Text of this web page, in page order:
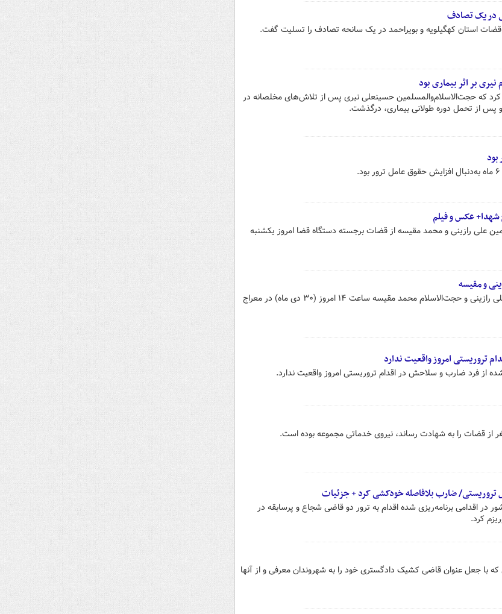
در یک تصادف
استان کهگیلویه و بویراحمد در یک سانحه تصادف را تسلیت گفت.
بر اثر بیماری بود
کرد که حجت‌الاسلام‌والمسلمین حسینعلی نیری پس از تلاش‌های مخلصانه در
پس از تحمل دوره طولانی بیماری، درگذشت.
شهدا+ عکس و فیلم
علی رازینی و محمد مقیسه از قضات برجسته دستگاه قضا امروز یکشنبه
و مقیسه
مراسم وداع با پیکر قضات شهید حجت‌الاسلام علی رازینی و حجت‌الاسلام محمد مقیسه ساعت ۱۴ امروز (۳۰ دی ماه) در معراج
تروریستی امروز واقعیت ندارد
از فرد ضارب و سلاحش در اقدام تروریستی امروز واقعیت ندارد.
از قضات را به شهادت رساند، نیروی خدماتی مجموعه بوده است.
ضارب بلافاصله خودکشی کرد + جزئیات
در اقدامی برنامه‌ریزی شده اقدام به ترور دو قاضی شجاع و پرسابقه در
کرد.
با جعل عنوان قاضی کشیک دادگستری خود را به شهروندان معرفی و از آنها